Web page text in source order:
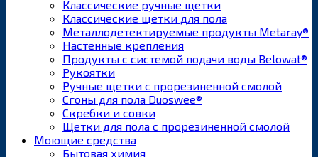
Классические ручные щетки
Классические щетки для пола
Металлодетектируемые продукты Metaray®
Настенные крепления
Продукты с системой подачи воды Belowat®
Рукоятки
Ручные щетки с прорезиненной смолой
Сгоны для пола Duoswee®
Скребки и совки
Щетки для пола с прорезиненной смолой
Моющие средства
Бытовая химия